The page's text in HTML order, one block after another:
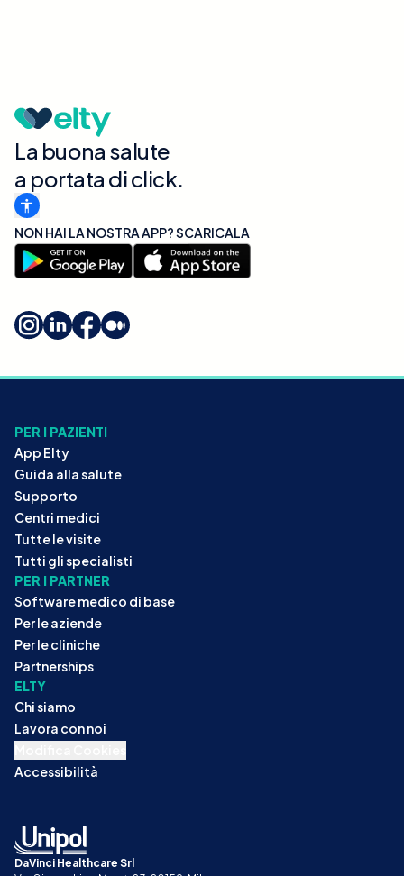
La buona salute
a portata di click.
NON HAI LA NOSTRA APP? SCARICALA
PER I PAZIENTI
App Elty
Guida alla salute
Supporto
Centri medici
Tutte le visite
Tutti gli specialisti
PER I PARTNER
Software medico di base
Per le aziende
Per le cliniche
Partnerships
ELTY
Chi siamo
Lavora con noi
Accessibilità
DaVinci Healthcare Srl